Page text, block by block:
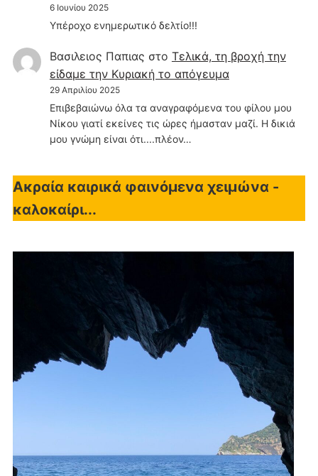
6 Ιουνίου 2025
Υπέροχο ενημερωτικό δελτίο!!!
Βασιλειος Παπιας στο Τελικά, τη βροχή την
είδαμε την Κυριακή το απόγευμα
29 Απριλίου 2025
Επιβεβαιώνω όλα τα αναγραφόμενα του φίλου μου
Νίκου γιατί εκείνες τις ώρες ήμασταν μαζί. Η δικιά
μου γνώμη είναι ότι....πλέον…
Ακραία καιρικά φαινόμενα χειμώνα -
καλοκαίρι...